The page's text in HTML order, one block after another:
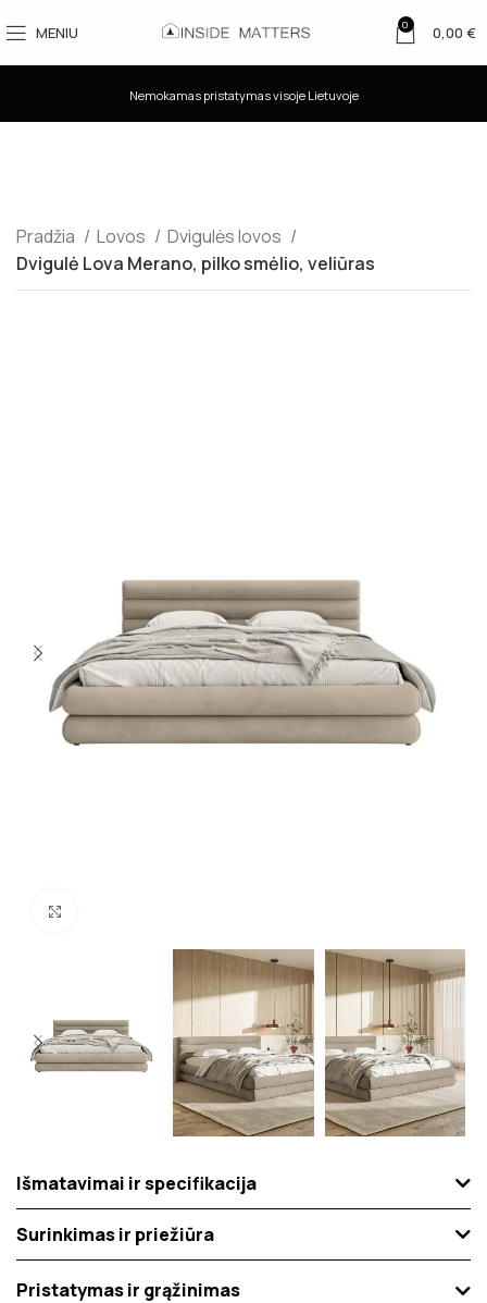
MENIU 0 0,00 €
Nemokamas pristatymas visoje Lietuvoje
Pradžia Lovos
Dvigulės lovos
Dvigulė Lova Merano, pilko smėlio, veliūras
Išmatavimai ir specifikacija
Surinkimas ir priežiūra
Pristatymas ir grąžinimas